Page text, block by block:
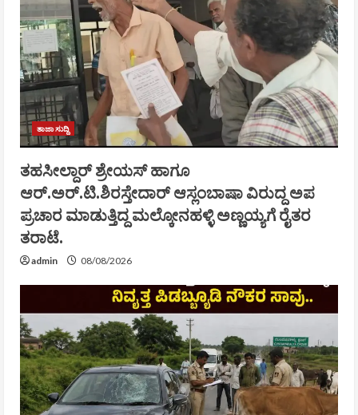
ತಾಜಾ ಸುದ್ದಿ
ತಹಸೀಲ್ದಾರ್ ಶ್ರೇಯಸ್ ಹಾಗೂ
ಆರ್.ಅರ್.ಟಿ.ಶಿರಸ್ತೇದಾರ್ ಆಸ್ಲಂಬಾಷಾ ವಿರುದ್ದ ಅಪ
ಪ್ರಚಾರ ಮಾಡುತ್ತಿದ್ದ ಮಲ್ಕೋನಹಳ್ಳಿ ಅಣ್ಣಯ್ಯಗೆ ರೈತರ
ತರಾಟೆ.
admin 08/08/2026